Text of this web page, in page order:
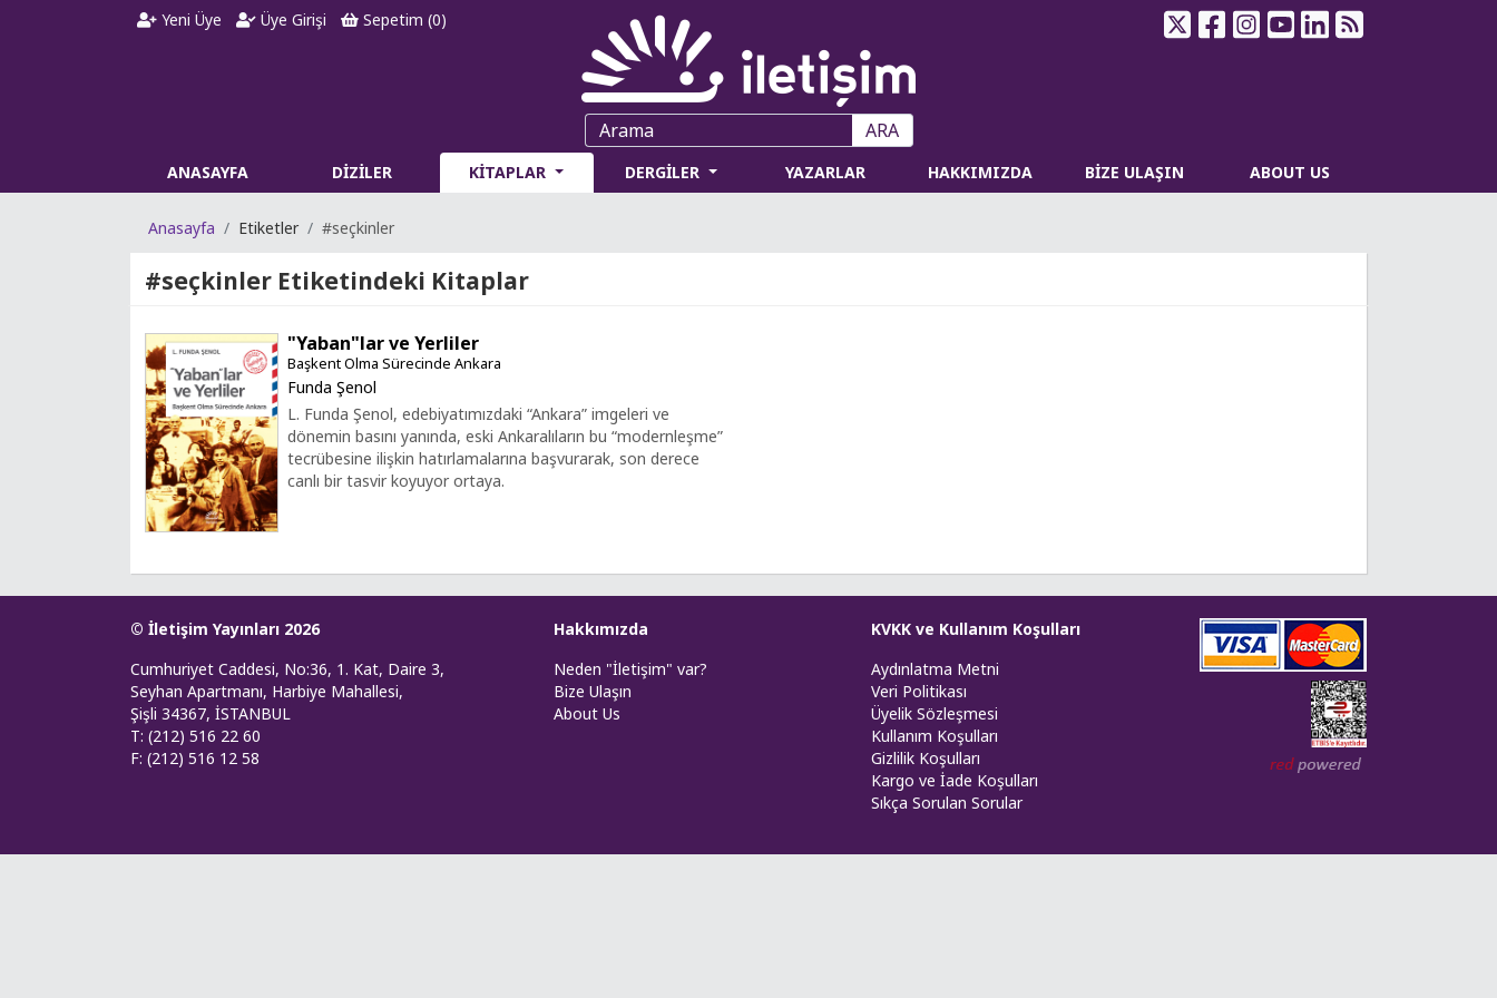
Yeni Üye Üye Girişi Sepetim (0)
ARA
ANASAYFA DİZİLER KİTAPLAR DERGİLER YAZARLAR HAKKIMIZDA BİZE ULAŞIN ABOUT US
Anasayfa Etiketler #seçkinler
#seçkinler Etiketindeki Kitaplar
"Yaban"lar ve Yerliler
Başkent Olma Sürecinde Ankara
Funda Şenol
L. Funda Şenol, edebiyatımızdaki “Ankara” imgeleri ve
dönemin basını yanında, eski Ankaralıların bu “modernleşme”
tecrübesine ilişkin hatırlamalarına başvurarak, son derece
canlı bir tasvir koyuyor ortaya.
© İletişim Yayınları 2026
Cumhuriyet Caddesi, No:36, 1. Kat, Daire 3,
Seyhan Apartmanı, Harbiye Mahallesi,
Şişli 34367, İSTANBUL
T: (212) 516 22 60
F: (212) 516 12 58
Hakkımızda
Neden "İletişim" var?
Bize Ulaşın
About Us
KVKK ve Kullanım Koşulları
Aydınlatma Metni
Veri Politikası
Üyelik Sözleşmesi
Kullanım Koşulları
Gizlilik Koşulları
Kargo ve İade Koşulları
Sıkça Sorulan Sorular
Web tasarım: Red Bilişim